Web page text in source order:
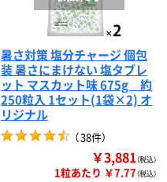
暑さ対策 塩分チャージ 個包
装 暑さにまけない 塩タブレ
ット マスカット味 675g 約
250粒入 1セット(1袋×2) オ
リジナル
（38件）
￥3,881（税込）
1粒あたり ￥7.77（税込）